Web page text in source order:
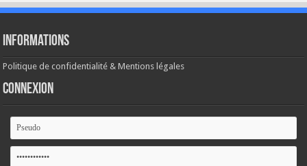
Informations
Politique de confidentialité & Mentions légales
Connexion